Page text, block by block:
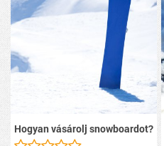
Hogyan vásárolj snowboardot?